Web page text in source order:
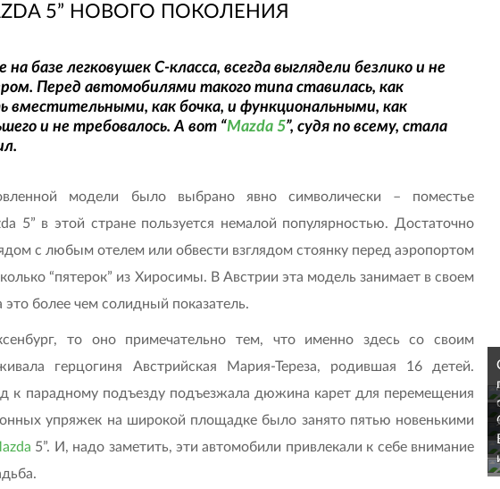
5” НОВОГО ПОКОЛЕНИЯ
базе легковушек С-класса, всегда выглядели безлико и не
Перед автомобилями такого типа ставилась, как
вместительными, как бочка, и функциональными, как
и не требовалось. А вот “Mazda 5”, судя по всему, стала
модели было выбрано явно символически – поместье
5” в этой стране пользуется немалой популярностью. Достаточно
с любым отелем или обвести взглядом стоянку перед аэропортом
“пятерок” из Хиросимы. В Австрии эта модель занимает в своем
более чем солидный показатель.
то оно примечательно тем, что именно здесь со своим
герцогиня Австрийская Мария-Тереза, родившая 16 детей.
к парадному подъезду подъезжала дюжина карет для перемещения
упряжек на широкой площадке было занято пятью новенькими
5”. И, надо заметить, эти автомобили привлекали к себе внимание